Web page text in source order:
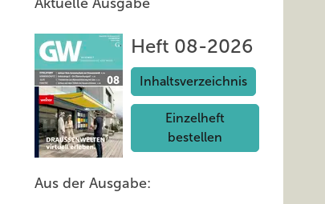
Aktuelle Ausgabe
Heft 08-2026
Inhaltsverzeichnis
Einzelheft
bestellen
Aus der Ausgabe: